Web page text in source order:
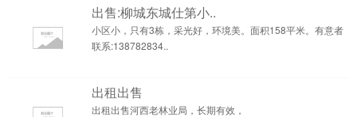
出售:柳城东城仕第小..
小区小，只有3栋，采光好，环境美。面积158平米。有意者
联系:138782834..
出租出售
出租出售河西老林业局，长期有效，